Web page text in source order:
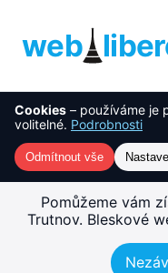
web
O nás
Služby
NOVINKA
AI řešení
Cookies – používáme je
volitelné. Podrobnosti
Odmítnout vše
Tvorba
rychlé,
Pomůžeme vám
Trutnov. Bleskové